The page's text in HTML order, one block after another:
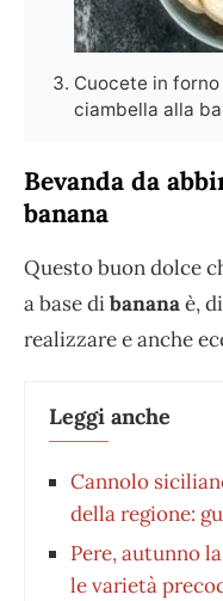
Cuocete in
ciambella alla
Bevanda da
banana
Questo buon dolce
a base dibananaè,
realizzare e anche
Leggi anche
Cannolo
della regione:
Pere, autunno
le varietà